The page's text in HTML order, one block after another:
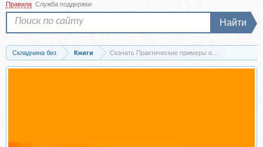
Правила Служба поддержки
Найти
Складчина биз Книги Скачать Практические примеры оценки